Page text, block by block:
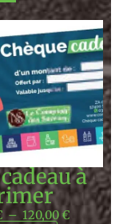
à
– 120,00€
Plage
de
prix :
130,00 €
à
120,00 €